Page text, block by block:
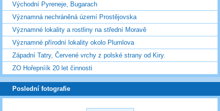
Východní Pyreneje, Bugarach
Významná nechráněná území Prostějovska
Významné lokality a rostliny na střední Moravě
Významné přírodní lokality okolo Plumlova
Západní Tatry, Červené vrchy z polské strany od Kiry.
ZO Hořepníík 20 let činnosti
Poslední fotografie